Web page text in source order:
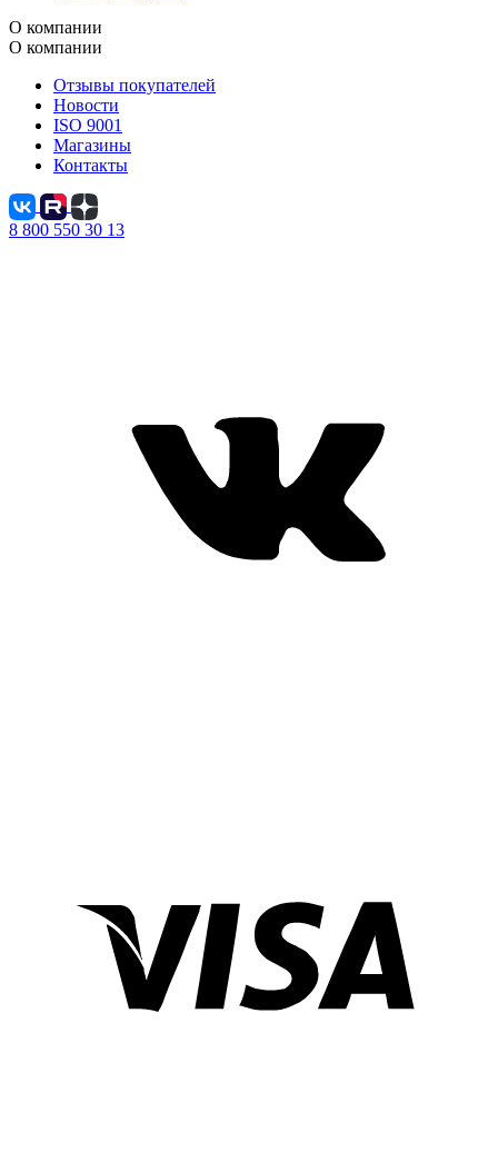
О компании
О компании
Отзывы покупателей
Новости
ISO 9001
Магазины
Контакты
8 800 550 30 13